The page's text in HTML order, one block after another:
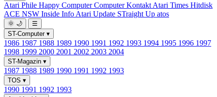
Atari Phile Happy ComputerComputer Kontakt Atari Times Hitdisk
ACE NSW Inside Info Atari Update STraight Up atos
🌞 🌙
☰
ST-Computer ▾
1986 1987 1988 1989 1990 1991 1992 1993 1994 1995 1996 1997
1998 1999 2000 2001 2002 2003 2004
ST-Magazin ▾
1987 1988 1989 1990 1991 1992 1993
TOS ▾
1990 1991 1992 1993